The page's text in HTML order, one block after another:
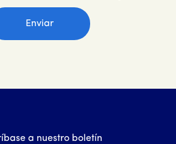
a nuestro boletín